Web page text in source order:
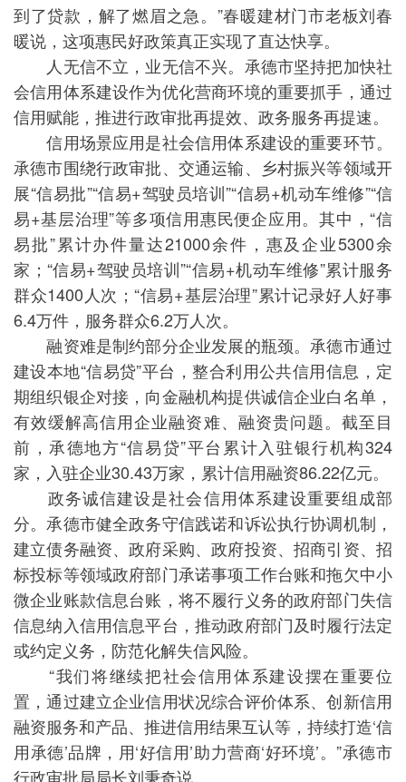
到了贷款，解了燃眉之急。”春暖建材门市老板刘春
暖说，这项惠民好政策真正实现了直达快享。
人无信不立，业无信不兴。承德市坚持把加快社
会信用体系建设作为优化营商环境的重要抓手，通过
信用赋能，推进行政审批再提效、政务服务再提速。
信用场景应用是社会信用体系建设的重要环节。
承德市围绕行政审批、交通运输、乡村振兴等领域开
展“信易批”“信易+驾驶员培训”“信易+机动车维修”“信
易+基层治理”等多项信用惠民便企应用。其中，“信
易批”累计办件量达21000余件，惠及企业5300余
家；“信易+驾驶员培训”“信易+机动车维修”累计服务
群众1400人次；“信易+基层治理”累计记录好人好事
6.4万件，服务群众6.2万人次。
融资难是制约部分企业发展的瓶颈。承德市通过
建设本地“信易贷”平台，整合利用公共信用信息，定
期组织银企对接，向金融机构提供诚信企业白名单，
有效缓解高信用企业融资难、融资贵问题。截至目
前，承德地方“信易贷”平台累计入驻银行机构324
家，入驻企业30.43万家，累计信用融资86.22亿元。
政务诚信建设是社会信用体系建设重要组成部
分。承德市健全政务守信践诺和诉讼执行协调机制，
建立债务融资、政府采购、政府投资、招商引资、招
标投标等领域政府部门承诺事项工作台账和拖欠中小
微企业账款信息台账，将不履行义务的政府部门失信
信息纳入信用信息平台，推动政府部门及时履行法定
或约定义务，防范化解失信风险。
“我们将继续把社会信用体系建设摆在重要位
置，通过建立企业信用状况综合评价体系、创新信用
融资服务和产品、推进信用结果互认等，持续打造‘信
用承德’品牌，用‘好信用’助力营商‘好环境’。”承德市
行政审批局局长刘秉奇说。